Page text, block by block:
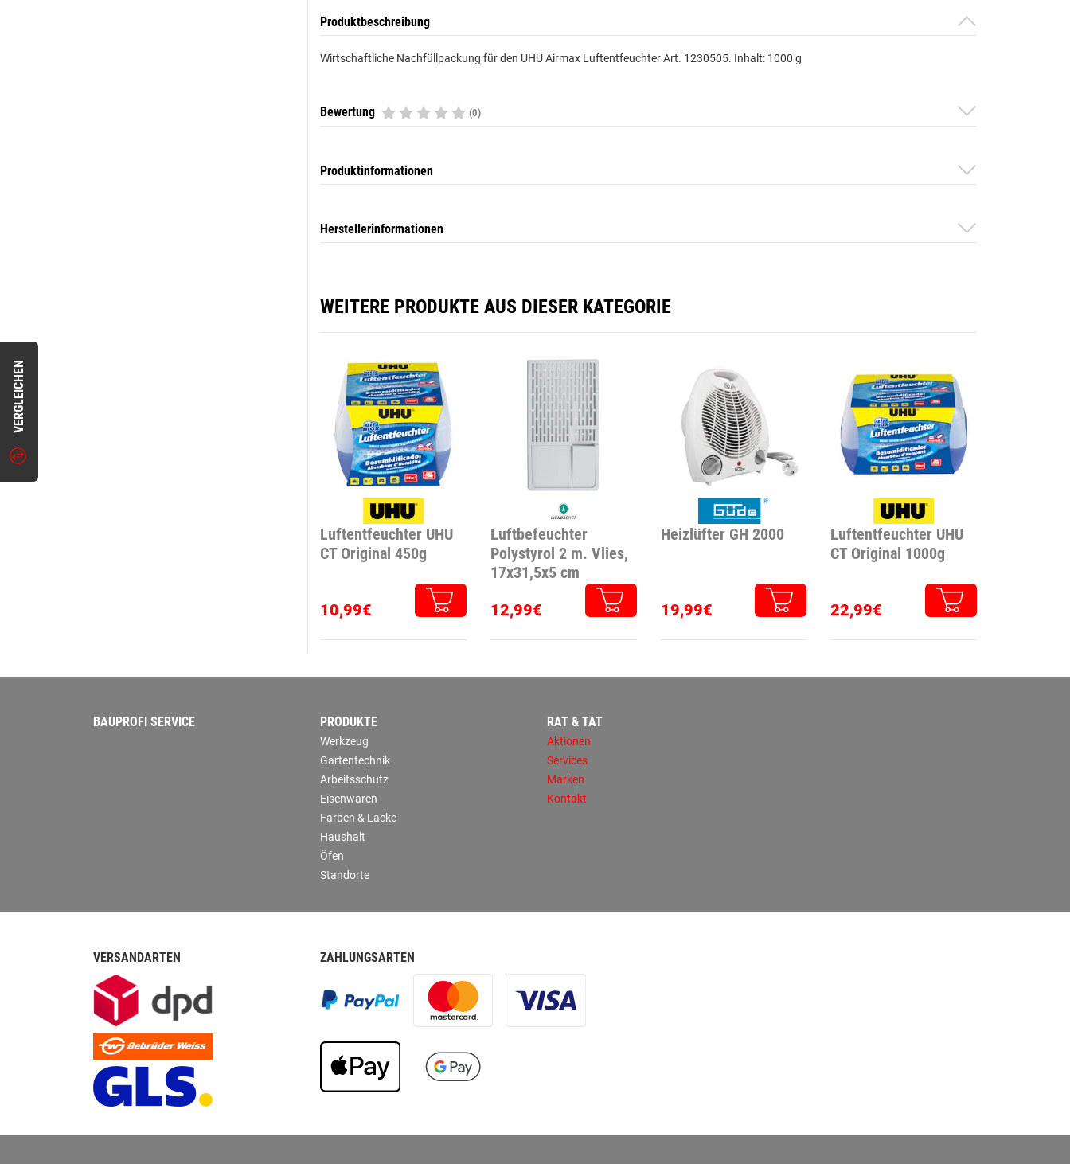
VERGLEICHEN
Produktbeschreibung
Wirtschaftliche Nachfüllpackung für den UHU Airmax Luftentfeuchter Art. 1230505. Inhalt: 1000 g
Bewertung (0)
Produktinformationen
Herstellerinformationen
WEITERE PRODUKTE AUS DIESER KATEGORIE
Luftentfeuchter UHU
CT Original 450g
10,99€
Luftbefeuchter
Polystyrol 2 m. Vlies,
17x31,5x5 cm
12,99€
Heizlüfter GH 2000
19,99€
Luftentfeuchter UHU
CT Original 1000g
22,99€
BAUPROFI SERVICE PRODUKTE
Werkzeug
Gartentechnik
Arbeitsschutz
Eisenwaren
Farben & Lacke
Haushalt
Öfen
Standorte
RAT & TAT
Aktionen
Services
Marken
Kontakt
VERSANDARTEN ZAHLUNGSARTEN